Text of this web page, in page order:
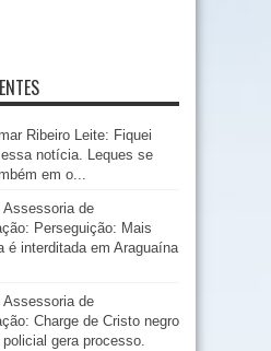
Ribeiro Leite: Fiquei
notícia. Leques se
em o...
Assessoria de
Perseguição: Mais
é interditada em Araguaína
Assessoria de
Charge de Cristo negro
gera processo.